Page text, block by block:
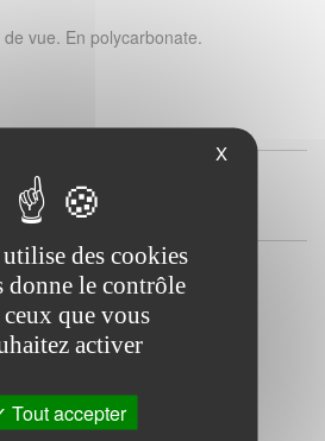
vue. En polycarbonate.
X
utilise des cookies
donne le contrôle
que vous
activer
Tout accepter